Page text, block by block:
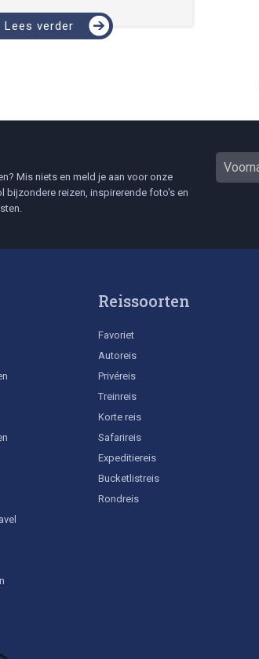
hadden gemaakt. Maar kun je
veilig op ...
Lees verder
Mis niets en meld je aan voor onze
bijzondere reizen, inspirerende foto's en
Reissoorten
Favoriet
Autoreis
Privéreis
Treinreis
Korte reis
Safarireis
Expeditiereis
Bucketlistreis
Rondreis